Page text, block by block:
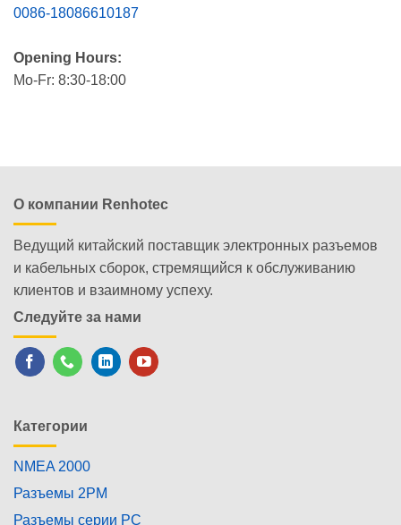
0086-18086610187
Opening Hours:
Mo-Fr: 8:30-18:00
О компании Renhotec
Ведущий китайский поставщик электронных разъемов
и кабельных сборок, стремящийся к обслуживанию
клиентов и взаимному успеху.
Следуйте за нами
Категории
NMEA 2000
Разъемы 2PM
Разъемы серии PC